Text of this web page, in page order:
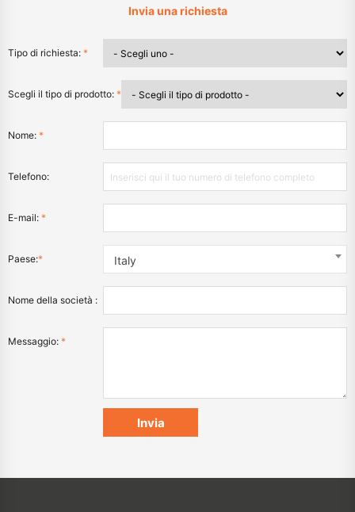
Invia una richiesta
Tipo di richiesta: *
Scegli il tipo di prodotto: *
Nome: *
Telefono:
E-mail: *
Paese:* Italy
Nome della società :
Messaggio: *